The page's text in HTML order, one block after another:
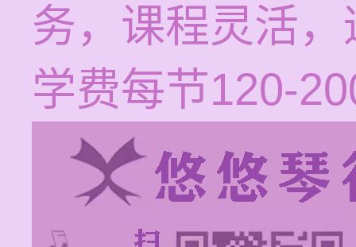
务，课程灵活
学费每节120-